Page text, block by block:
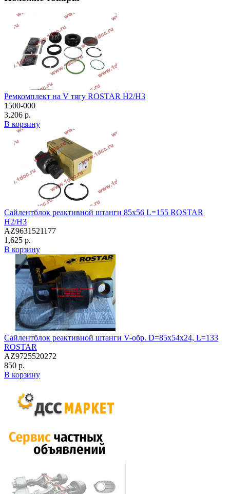
Ремкомплект на V тягу ROSTAR H2/H3
1500-000
3,206 р.
В корзину
Сайлентблок реактивной штанги 85х56 L=155 ROSTAR
H2/H3
AZ9631521177
1,625 р.
В корзину
Сайлентблок реактивной штанги V-обр. D=85x54x24, L=133
ROSTAR
AZ9725520272
850 р.
В корзину